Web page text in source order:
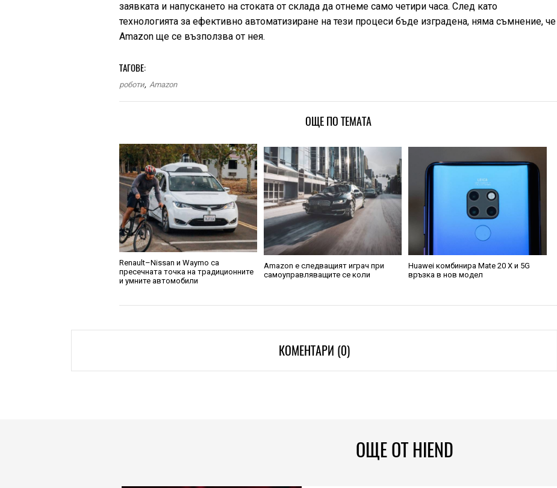
заявката и напускането на стоката от склада да отнеме само четири часа. След като
технологията за ефективно автоматизиране на тези процеси бъде изградена, няма съмнение, че
Amazon ще се възползва от нея.
ТАГОВЕ:
роботи, Amazon
ОЩЕ ПО ТЕМАТА
Renault–Nissan и Waymo са
пресечната точка на традиционните
и умните автомобили
Amazon е следващият играч при
самоуправляващите се коли
Huawei комбинира Mate 20 X и 5G
връзка в нов модел
КОМЕНТАРИ (0)
ОЩЕ ОТ HIEND